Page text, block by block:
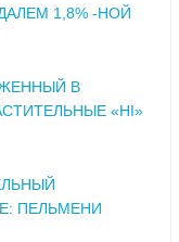
1,8% -НОЙ
В
«HI»
ПЕЛЬМЕНИ